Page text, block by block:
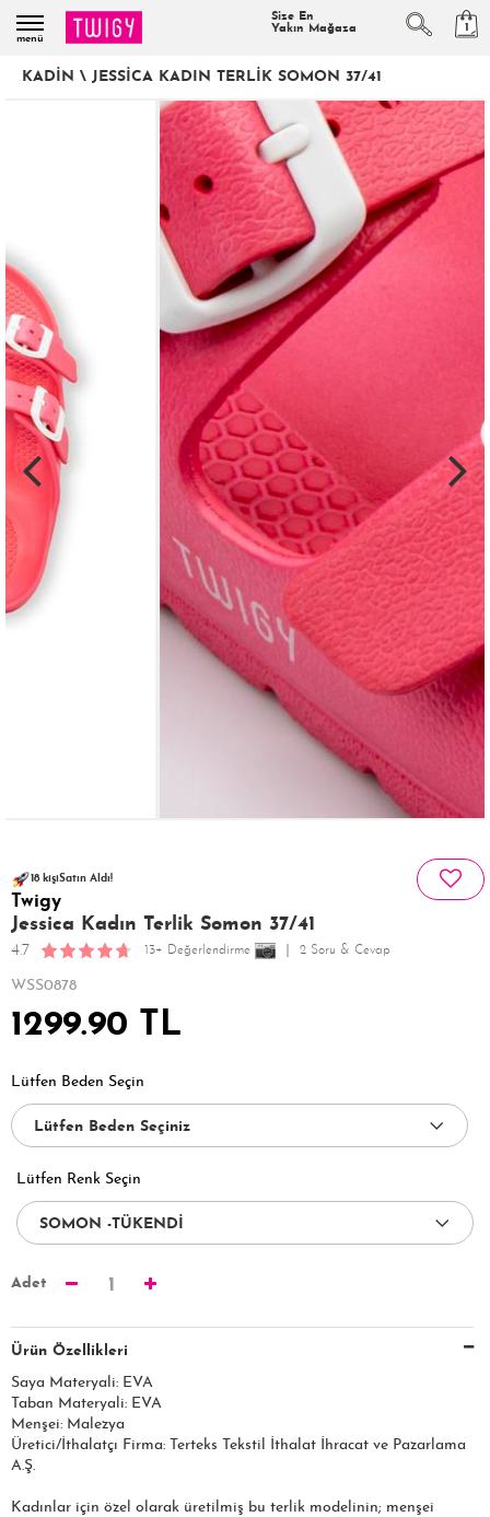
menü
Size En
Yakın Mağaza
1
KADIN \ JESSICA KADIN TERLIK SOMON 37/41
18 kişiSatın Aldı!
253 kişi
Twigy
Jessica Kadın Terlik Somon 37/41
4.7 13+ Değerlendirme 2 Soru & Cevap
WSS0878
1299.90 TL
Lütfen Beden Seçin
Lütfen Renk Seçin
Adet 1
Ürün Özellikleri
Saya Materyali: EVA
Taban Materyali: EVA
Menşei: Malezya
Üretici/İthalatçı Firma: Terteks Tekstil İthalat İhracat ve Pazarlama
A.Ş.​​​
Kadınlar için özel olarak üretilmiş bu terlik modelinin; menşei